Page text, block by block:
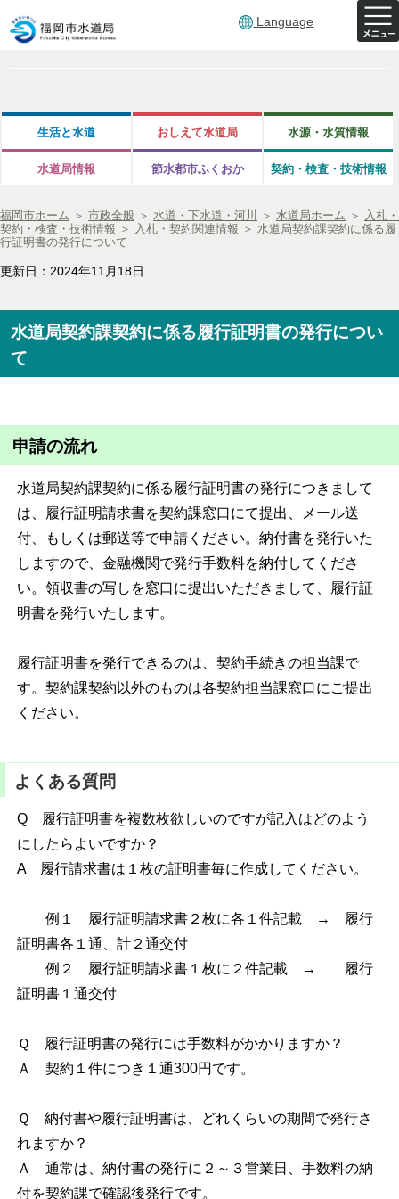
Language
生活と水道 おしえて水道局 水源・水質情報
水道局情報 節水都市ふくおか 契約・検査・技術情報
福岡市ホーム ＞ 市政全般 ＞ 水道・下水道・河川 ＞ 水道局ホーム ＞ 入札・
契約・検査・技術情報 ＞ 入札・契約関連情報 ＞ 水道局契約課契約に係る履
行証明書の発行について
更新日：2024年11月18日
水道局契約課契約に係る履行証明書の発行につい
て
申請の流れ
水道局契約課契約に係る履行証明書の発行につきまして
は、履行証明請求書を契約課窓口にて提出、メール送
付、もしくは郵送等で申請ください。納付書を発行いた
しますので、金融機関で発行手数料を納付してくださ
い。領収書の写しを窓口に提出いただきまして、履行証
明書を発行いたします。
履行証明書を発行できるのは、契約手続きの担当課で
す。契約課契約以外のものは各契約担当課窓口にご提出
ください。
よくある質問
Q 履行証明書を複数枚欲しいのですが記入はどのよう
にしたらよいですか？
A 履行請求書は１枚の証明書毎に作成してください。
例１ 履行証明請求書２枚に各１件記載 → 履行
証明書各１通、計２通交付
例２ 履行証明請求書１枚に２件記載 → 履行
証明書１通交付
Ｑ 履行証明書の発行には手数料がかかりますか？
Ａ 契約１件につき１通300円です。
Ｑ 納付書や履行証明書は、どれくらいの期間で発行さ
れますか？
Ａ 通常は、納付書の発行に２～３営業日、手数料の納
付を契約課で確認後発行です。